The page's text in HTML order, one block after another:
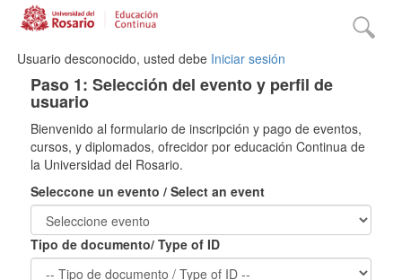
Usuario desconocido, usted debe Iniciar sesión
Paso 1: Selección del evento y perfil de
usuario
Bienvenido al formulario de inscripción y pago de eventos,
cursos, y diplomados, ofrecidor por educación Continua de
la Universidad del Rosario.
Seleccone un evento / Select an event
Tipo de documento/ Type of ID